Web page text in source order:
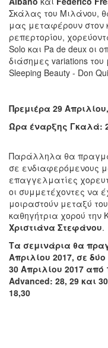
Σκάλας του Μιλάνου,
μας μεταφέρουν στον
ρεπερτορίου,
Solo και Pa de deux οι
διάσημες variations
Sleeping Beauty - Don
Πρεμιέρα 29 Απ
Ώρα έναρξης Γκαλά:
Παράλληλα θα
σε ενδιαφερόμενους
επαγγελματίες
οι συμμετέχοντες να
μοιραστούν μεταξύ
καθηγήτρια χορού την
Χριστιάνα Στεφάνου.
Τα σεμινάρια θα π
Απριλίου 2017, σε δύο
30 Απριλίου 2017 από
Advanced: 28, 29 και
18,30